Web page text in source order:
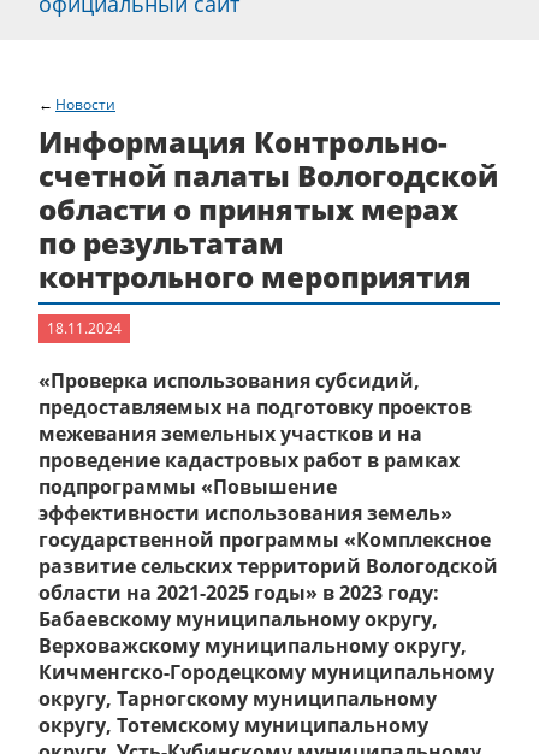
Новости
Информация Контрольно-
счетной палаты Вологодской
области о принятых мерах
по результатам
контрольного мероприятия
18.11.2024
«Проверка использования субсидий,
предоставляемых на подготовку проектов
межевания земельных участков и на
проведение кадастровых работ в рамках
подпрограммы «Повышение
эффективности использования земель»
государственной программы «Комплексное
развитие сельских территорий Вологодской
области на 2021-2025 годы» в 2023 году:
Бабаевскому муниципальному округу,
Верховажскому муниципальному округу,
Кичменгско-Городецкому муниципальному
округу, Тарногскому муниципальному
округу, Тотемскому муниципальному